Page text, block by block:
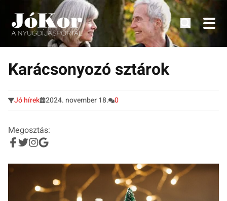
Tovább
tartalomra
Tudnivalók, érdekességek idősek számára.
Karácsonyozó sztárok
Jó hírek 2024. november 18. 0
Megosztás: